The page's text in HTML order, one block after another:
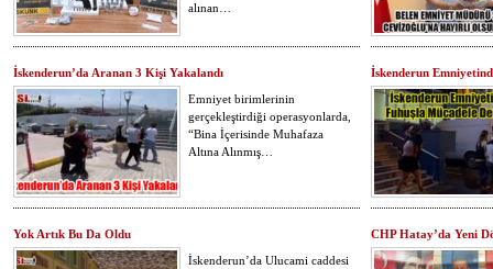
alınan…
İskenderun’da Aranan 3 Kişi Yakalandı
Emniyet birimlerinin
gerçekleştirdiği operasyonlarda,
“Bina İçerisinde Muhafaza
Altına Alınmış…
İskenderun
Yok Artık Bu Da Oldu
İskenderun’da Ulucami caddesi
CHP Hatay’da Yeni